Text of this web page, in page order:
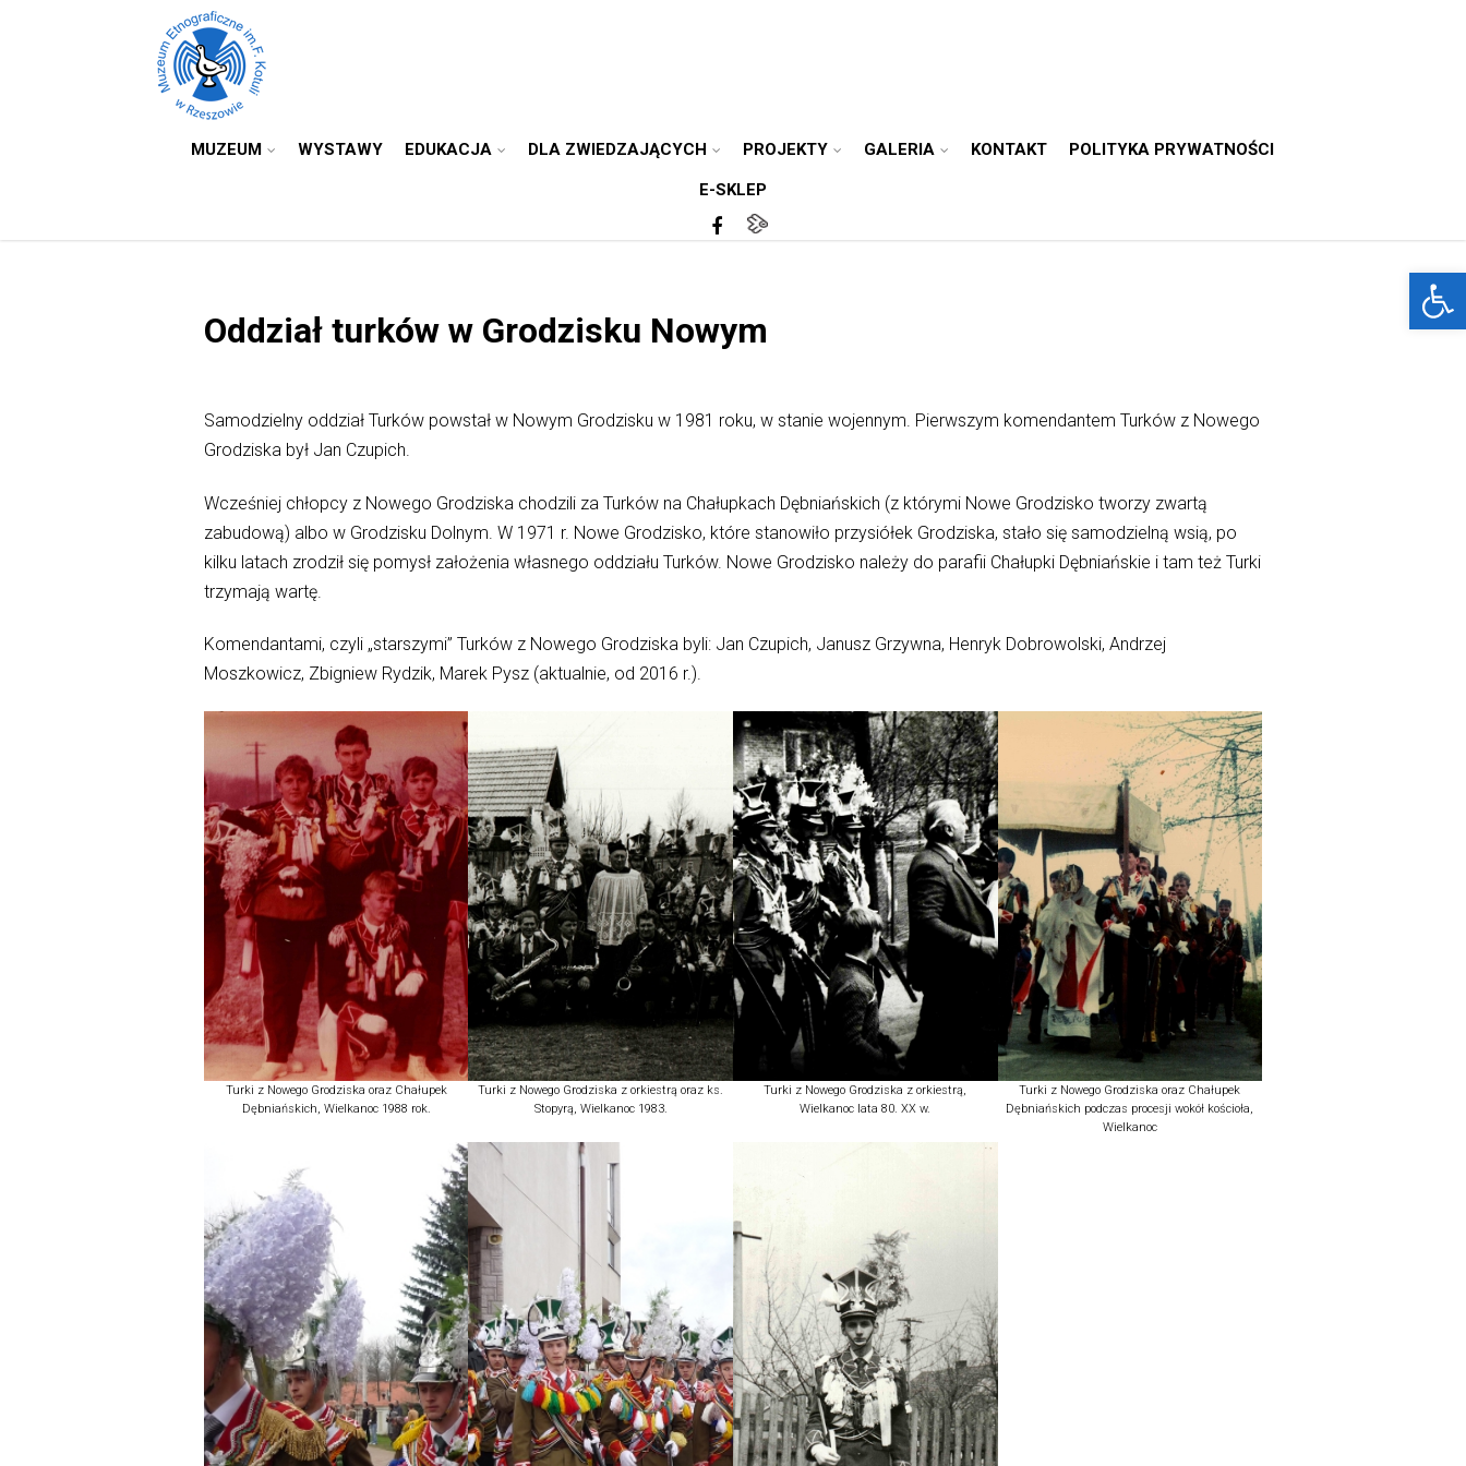
MUZEUM WYSTAWY EDUKACJA DLA ZWIEDZAJĄCYCH PROJEKTY GALERIA KONTAKT POLITYKA PRYWATNOŚCI
E-SKLEP
Oddział turków w Grodzisku Nowym
Samodzielny oddział Turków powstał w Nowym Grodzisku w 1981 roku, w stanie wojennym. Pierwszym komendantem Turków z Nowego
Grodziska był Jan Czupich.
Wcześniej chłopcy z Nowego Grodziska chodzili za Turków na Chałupkach Dębniańskich (z którymi Nowe Grodzisko tworzy zwartą
zabudową) albo w Grodzisku Dolnym. W 1971 r. Nowe Grodzisko, które stanowiło przysiółek Grodziska, stało się samodzielną wsią, po
kilku latach zrodził się pomysł założenia własnego oddziału Turków. Nowe Grodzisko należy do parafii Chałupki Dębniańskie i tam też Turki
trzymają wartę.
Komendantami, czyli „starszymi” Turków z Nowego Grodziska byli: Jan Czupich, Janusz Grzywna, Henryk Dobrowolski, Andrzej
Moszkowicz, Zbigniew Rydzik, Marek Pysz (aktualnie, od 2016 r.).
Turki z Nowego Grodziska oraz Chałupek
Dębniańskich, Wielkanoc 1988 rok.
Turki z Nowego Grodziska z orkiestrą oraz ks.
Stopyrą, Wielkanoc 1983.
Turki z Nowego Grodziska z orkiestrą,
Wielkanoc lata 80. XX w.
Turki z Nowego Grodziska oraz Chałupek
Dębniańskich podczas procesji wokół kościoła,
Wielkanoc